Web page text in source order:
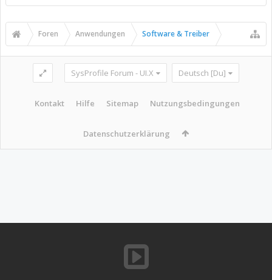
Foren Anwendungen Software & Treiber
SysProfile Forum - UI.X Deutsch [Du]
Kontakt Hilfe Sitemap Nutzungsbedingungen
Datenschutzerklärung